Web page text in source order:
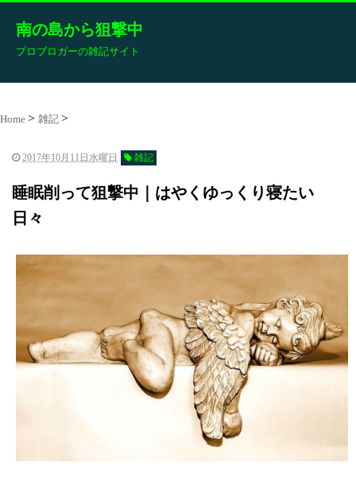
南の島から狙撃中
プロブロガーの雑記サイト
Home 雑記
2017年10月11日水曜日 雑記
睡眠削って狙撃中｜はやくゆっくり寝たい
日々